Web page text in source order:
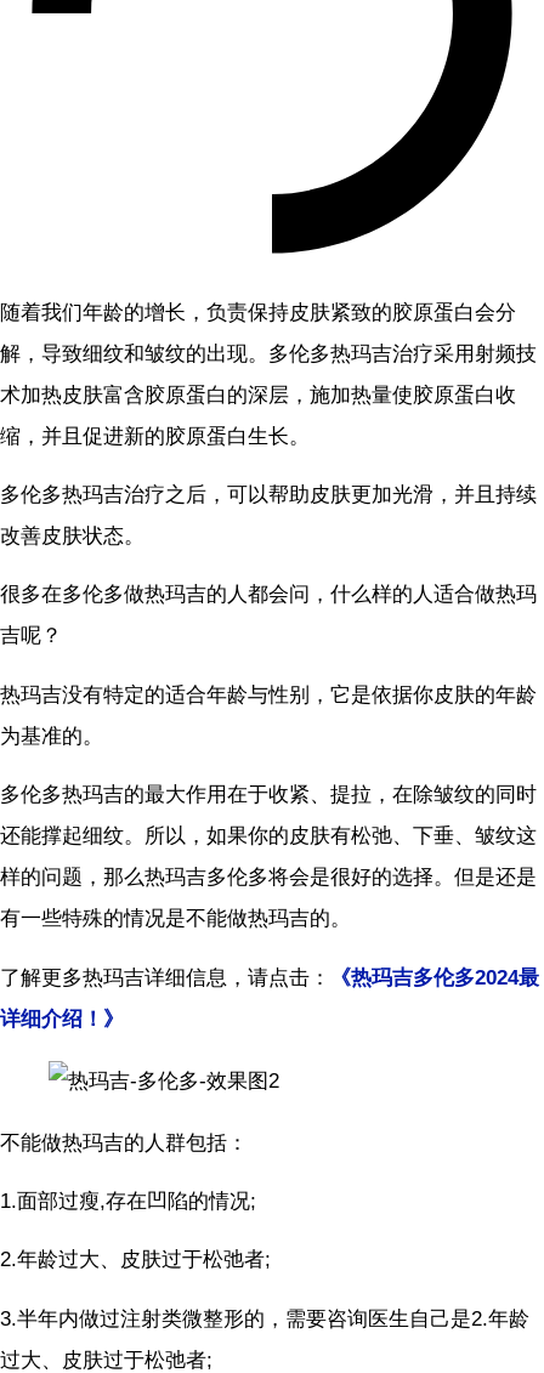
随着我们年龄的增长，负责保持皮肤紧致的胶原蛋白会分
解，导致细纹和皱纹的出现。多伦多热玛吉治疗采用射频技
术加热皮肤富含胶原蛋白的深层，施加热量使胶原蛋白收
缩，并且促进新的胶原蛋白生长。
多伦多热玛吉治疗之后，可以帮助皮肤更加光滑，并且持续
改善皮肤状态。
很多在多伦多做热玛吉的人都会问，什么样的人适合做热玛
吉呢？
热玛吉没有特定的适合年龄与性别，它是依据你皮肤的年龄
为基准的。
多伦多热玛吉的最大作用在于收紧、提拉，在除皱纹的同时
还能撑起细纹。所以，如果你的皮肤有松弛、下垂、皱纹这
样的问题，那么热玛吉多伦多将会是很好的选择。但是还是
有一些特殊的情况是不能做热玛吉的。
了解更多热玛吉详细信息，请点击：
《热玛吉多伦多2024最
详细介绍！》
不能做热玛吉的人群包括：
1.面部过瘦,存在凹陷的情况;
2.年龄过大、皮肤过于松弛者;
3.半年内做过注射类微整形的，需要咨询医生自己是2.年龄
过大、皮肤过于松弛者;